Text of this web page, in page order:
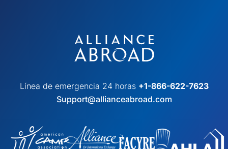
Línea de emergencia 24 horas +1-866-622-7623
Support@allianceabroad.com